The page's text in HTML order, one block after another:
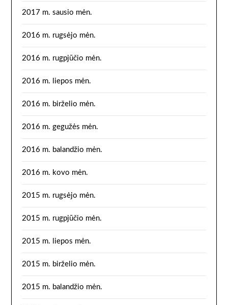
2017 m. sausio mėn.
2016 m. rugsėjo mėn.
2016 m. rugpjūčio mėn.
2016 m. liepos mėn.
2016 m. birželio mėn.
2016 m. gegužės mėn.
2016 m. balandžio mėn.
2016 m. kovo mėn.
2015 m. rugsėjo mėn.
2015 m. rugpjūčio mėn.
2015 m. liepos mėn.
2015 m. birželio mėn.
2015 m. balandžio mėn.